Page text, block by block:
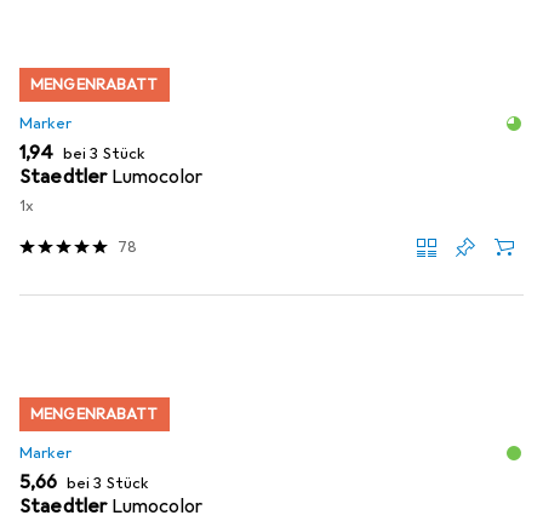
MENGENRABATT
Marker
EUR
1,94 bei 3 Stück
Staedtler Lumocolor
1x
78
MENGENRABATT
Marker
EUR
5,66 bei 3 Stück
Staedtler Lumocolor